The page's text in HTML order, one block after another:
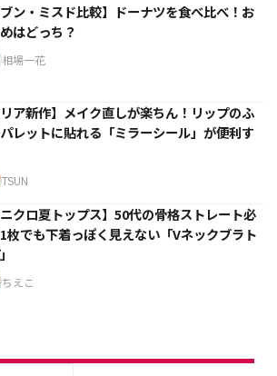
ブン・ミスド比較】ドーナツを食べ比べ！お
はどっち？
相場一花
リア新作】メイク直しが楽ちん！リップのふ
レットに貼れる「ミラーシール」が便利す
TSUN
ニクロ夏トップス】50代の骨格ストレート必
枚でも下着っぽく見えない「Vネックブラト
ちえこ